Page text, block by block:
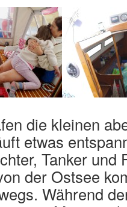
die kleinen
etwas
Tanker und
der Ostsee
Während